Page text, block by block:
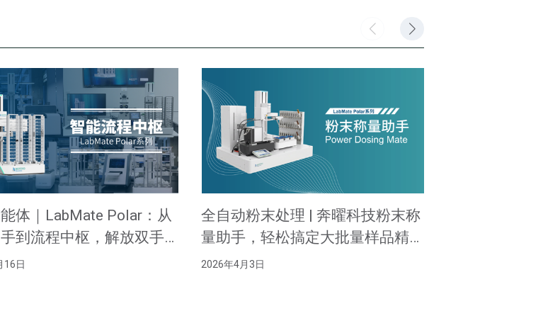
体｜LabMate Polar：从
到流程中枢，解放双手
步
16日
全自动粉末处理 | 奔曜科技粉末称
量助手，轻松搞定大批量样品精
准分装与流转
2026年4月3日